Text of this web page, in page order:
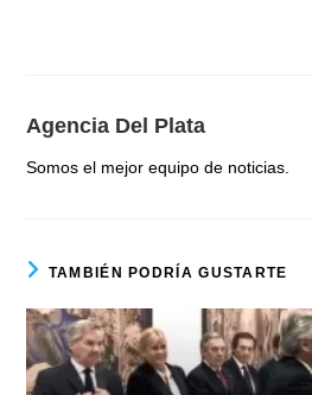
Agencia Del Plata
Somos el mejor equipo de noticias.
TAMBIÉN PODRÍA GUSTARTE